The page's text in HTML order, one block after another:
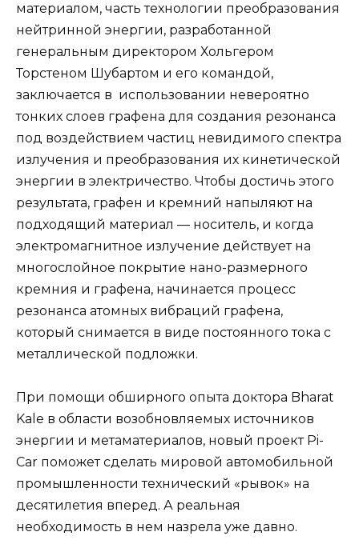
материалом, часть технологии преобразования
нейтринной энергии, разработанной
генеральным директором Хольгером
Торстеном Шубартом и его командой,
заключается в использовании невероятно
тонких слоев графена для создания резонанса
под воздействием частиц невидимого спектра
излучения и преобразования их кинетической
энергии в электричество. Чтобы достичь этого
результата, графен и кремний напыляют на
подходящий материал — носитель, и когда
электромагнитное излучение действует на
многослойное покрытие нано-размерного
кремния и графена, начинается процесс
резонанса атомных вибраций графена,
который снимается в виде постоянного тока с
металлической подложки.
При помощи обширного опыта доктора Bharat
Kale в области возобновляемых источников
энергии и метаматериалов, новый проект Pi-
Сar поможет сделать мировой автомобильной
промышленности технический «рывок» на
десятилетия вперед. А реальная
необходимость в нем назрела уже давно.